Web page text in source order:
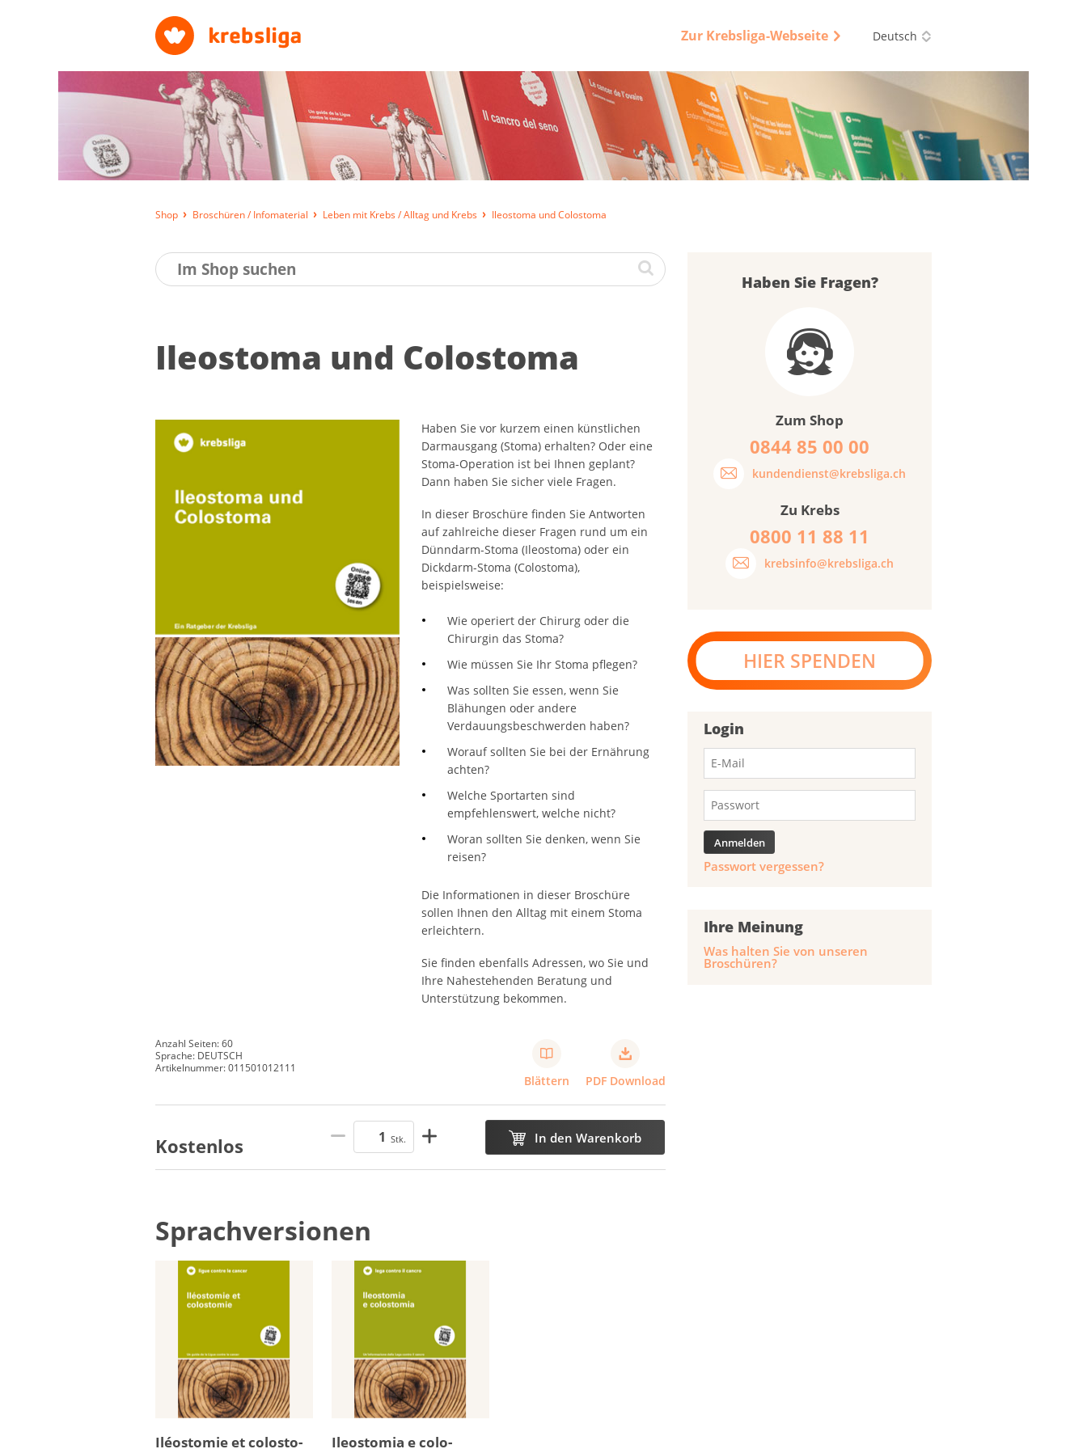
Zur Krebsliga-Webseite Deutsch
Shop Broschüren / Infomaterial Leben mit Krebs / Alltag und Krebs Ileostoma und Colostoma
Ile­o­st­o­ma und Co­lost­o­ma
Haben Sie vor kurzem einen künstlichen
Darmausgang (Stoma) erhalten? Oder eine
Stoma-Operation ist bei Ihnen geplant?
Dann haben Sie sicher viele Fragen.
In dieser Broschüre finden Sie Antworten
auf zahlreiche dieser Fragen rund um ein
Dünndarm-Stoma (Ileostoma) oder ein
Dickdarm-Stoma (Colostoma),
beispielsweise:
Wie operiert der Chirurg oder die
Chirurgin das Stoma?
Wie müssen Sie Ihr Stoma pflegen?
Was sollten Sie essen, wenn Sie
Blähungen oder andere
Verdauungsbeschwerden haben?
Worauf sollten Sie bei der Ernährung
achten?
Welche Sportarten sind
empfehlenswert, welche nicht?
Woran sollten Sie denken, wenn Sie
reisen?
Die Informationen in dieser Broschüre
sollen Ihnen den Alltag mit einem Stoma
erleichtern.
Sie finden ebenfalls Adressen, wo Sie und
Ihre Nahestehenden Beratung und
Unterstützung bekommen.
Anzahl Seiten: 60
Sprache: DEUTSCH
Artikelnummer: 011501012111
Blättern PDF Download
Kostenlos Stk. In den Warenkorb
Sprachversionen
Iléo­sto­mie et co­lo­sto­ Ileo­stomia e colo­
Haben Sie Fragen?
Zum Shop
0844 85 00 00
kundendienst@krebsliga.ch
Zu Krebs
0800 11 88 11
krebsinfo@krebsliga.ch
HIER SPENDEN
Login
Passwort vergessen?
Ihre Meinung
Was halten Sie von unseren
Broschüren?